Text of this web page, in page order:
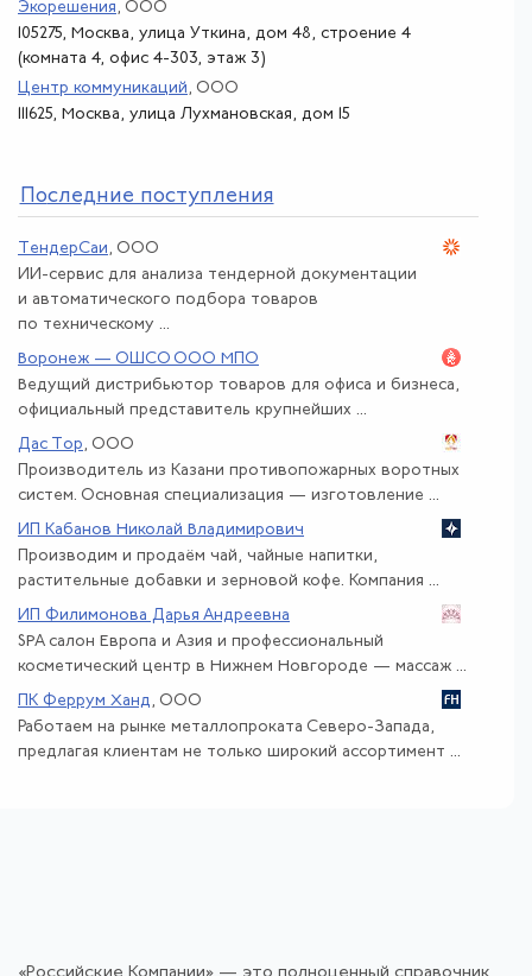
Экорешения , ООО
105275, Москва, улица Уткина, дом 48, строение 4
(комната 4, офис 4-303, этаж 3)
Центр коммуникаций, ООО
111625, Москва, улица Лухмановская, дом 15
Последние поступления
ТендерСаи , ООО
ИИ-сервис для анализа тендерной документации
и автоматического подбора товаров
по техническому ...
Воронеж — ОШСО ООО МПО
Ведущий дистрибьютор товаров для офиса и бизнеса,
официальный представитель крупнейших ...
Дас Тор , ООО
Производитель из Казани противопожарных воротных
систем. Основная специализация — изготовление ...
ИП Кабанов Николай Владимирович
Производим и продаём чай, чайные напитки,
растительные добавки и зерновой кофе. Компания ...
ИП Филимонова Дарья Андреевна
SPA салон Европа и Азия и профессиональный
косметический центр в Нижнем Новгороде — массаж ...
ПК Феррум Ханд , ООО
Работаем на рынке металлопроката Северо-Запада,
предлагая клиентам не только широкий ассортимент ...
«Российские Компании» — это полноценный справочник